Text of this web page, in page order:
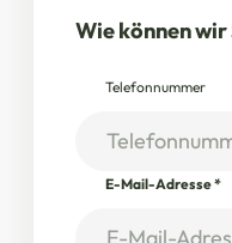
Wie können
Telefonnummer
E-Mail-Adresse*